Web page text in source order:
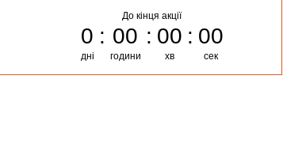
До кінця акції
0
дні
00
години
00
хв
00
сек